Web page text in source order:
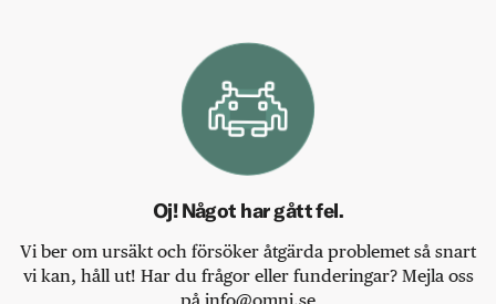
Oj! Något har gått fel.
Vi ber om ursäkt och försöker åtgärda problemet så snart
vi kan, håll ut! Har du frågor eller funderingar? Mejla oss